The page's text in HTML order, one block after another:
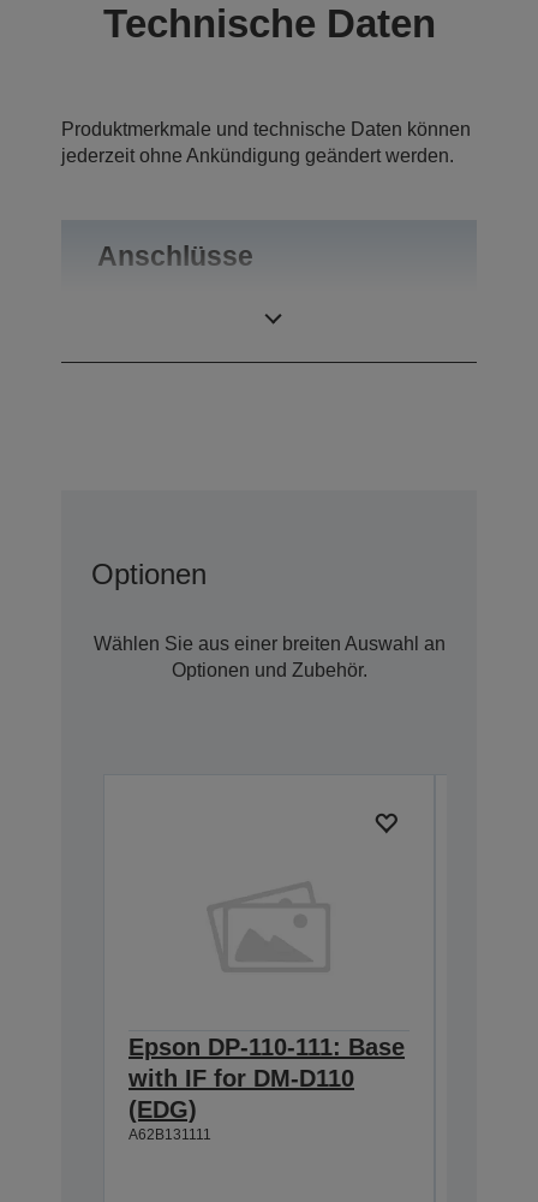
Technische Daten
Produktmerkmale und technische Daten können
jederzeit ohne Ankündigung geändert werden.
Anschlüsse
Optionen
Wählen Sie aus einer breiten Auswahl an
Optionen und Zubehör.
Epson DP-110-111: Base
with IF for DM-D110
(EDG)
A62B131111